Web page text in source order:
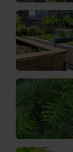
à
nos
végétaux
chéris
?
Voici
nos
conseils...
Quel
est
le
rôle
d'un
terreau...